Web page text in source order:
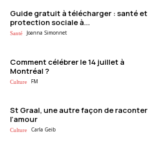
Guide gratuit à télécharger : santé et
protection sociale à...
Santé Joanna Simonnet
Comment célébrer le 14 juillet à
Montréal ?
Culture FM
St Graal, une autre façon de raconter
l’amour
Culture Carla Geib